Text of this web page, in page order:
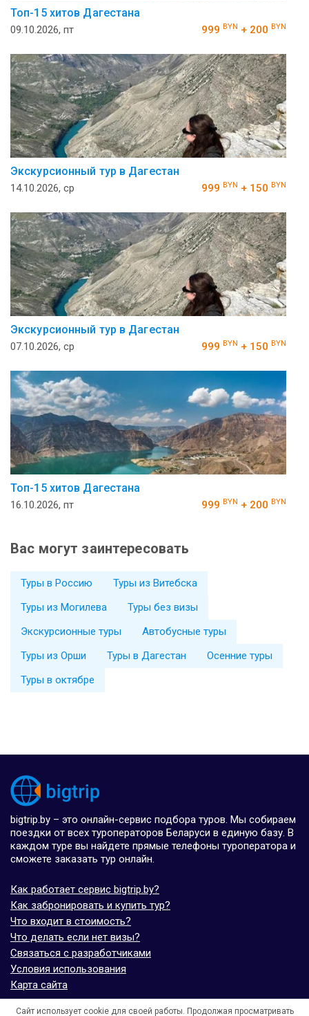
Топ-15 хитов Дагестана
09.10.2026, пт 999 BYN + 200 BYN
Экскурсионный тур в Дагестан
14.10.2026, ср 999 BYN + 150 BYN
Экскурсионный тур в Дагестан
07.10.2026, ср 999 BYN + 150 BYN
Топ-15 хитов Дагестана
16.10.2026, пт 999 BYN + 200 BYN
Вас могут заинтересовать
Туры в Россию
Туры из Витебска
Туры из Могилева
Туры без визы
Экскурсионные туры
Автобусные туры
Туры из Орши
Туры в Дагестан
Осенние туры
Туры в октябре
bigtrip.by – это онлайн-сервис подбора туров. Мы собираем
поездки от всех туроператоров Беларуси в единую базу. В
каждом туре вы найдете прямые телефоны туроператора и
сможете заказать тур онлайн.
Как работает сервис bigtrip.by?
Как забронировать и купить тур?
Что входит в стоимость?
Что делать если нет визы?
Связаться с разработчиками
Условия использования
Карта сайта
© bigtrip.by,elijoviaje.es– 2014 - 2026
Сайт использует cookie для своей работы. Продолжая просматривать